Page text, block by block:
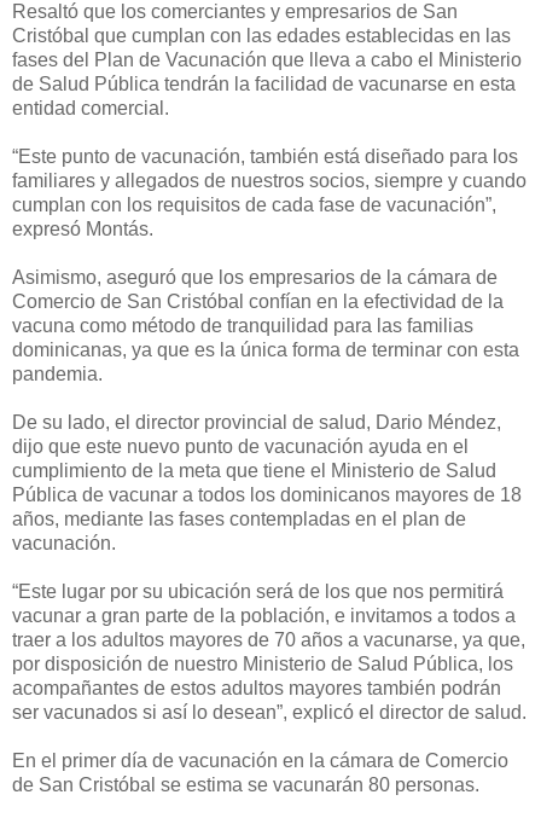
Resaltó que los comerciantes y empresarios de San
Cristóbal que cumplan con las edades establecidas en las
fases del Plan de Vacunación que lleva a cabo el Ministerio
de Salud Pública tendrán la facilidad de vacunarse en esta
entidad comercial.
“Este punto de vacunación, también está diseñado para los
familiares y allegados de nuestros socios, siempre y cuando
cumplan con los requisitos de cada fase de vacunación”,
expresó Montás.
Asimismo, aseguró que los empresarios de la cámara de
Comercio de San Cristóbal confían en la efectividad de la
vacuna como método de tranquilidad para las familias
dominicanas, ya que es la única forma de terminar con esta
pandemia.
De su lado, el director provincial de salud, Dario Méndez,
dijo que este nuevo punto de vacunación ayuda en el
cumplimiento de la meta que tiene el Ministerio de Salud
Pública de vacunar a todos los dominicanos mayores de 18
años, mediante las fases contempladas en el plan de
vacunación.
“Este lugar por su ubicación será de los que nos permitirá
vacunar a gran parte de la población, e invitamos a todos a
traer a los adultos mayores de 70 años a vacunarse, ya que,
por disposición de nuestro Ministerio de Salud Pública, los
acompañantes de estos adultos mayores también podrán
ser vacunados si así lo desean”, explicó el director de salud.
En el primer día de vacunación en la cámara de Comercio
de San Cristóbal se estima se vacunarán 80 personas.